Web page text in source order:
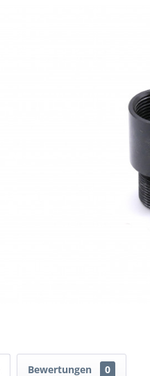
Bewertungen 0